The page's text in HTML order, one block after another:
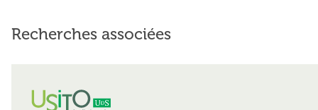
Recherches associées